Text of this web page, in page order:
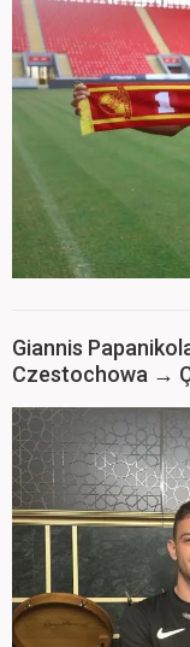
Giannis
Czestochowa →